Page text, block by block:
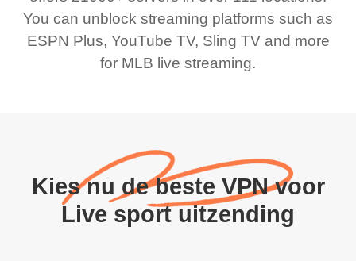
You can unblock streaming platforms such as
ESPN Plus, YouTube TV, Sling TV and more
for MLB live streaming.
Kies nu de beste VPN voor
Live sport uitzending